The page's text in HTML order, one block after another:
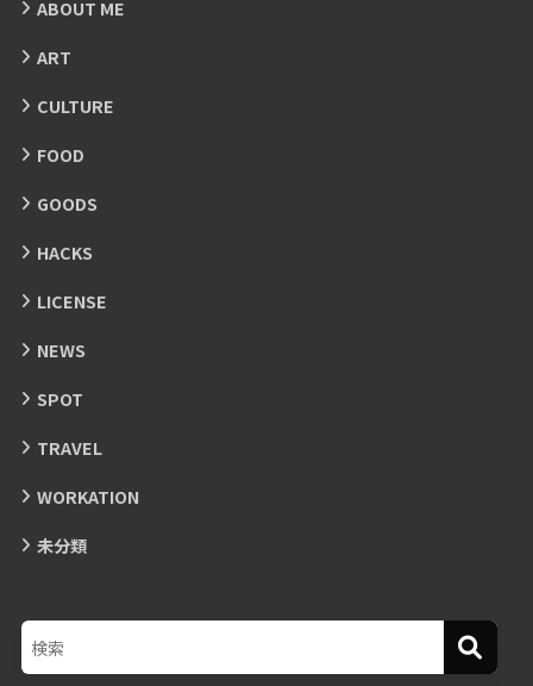
ABOUT ME
ART
CULTURE
FOOD
GOODS
HACKS
LICENSE
NEWS
SPOT
TRAVEL
WORKATION
未分類